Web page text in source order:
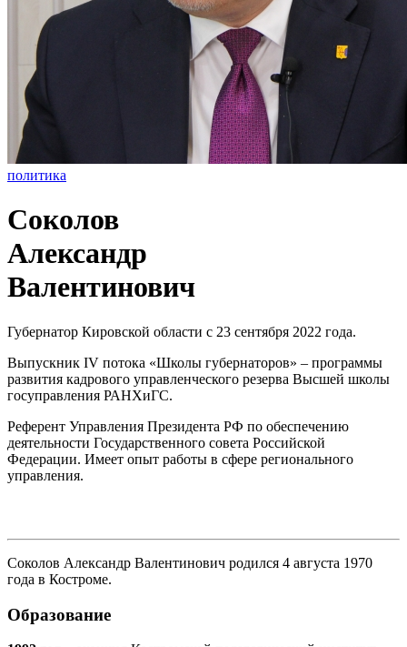
политика
Соколов
Александр
Валентинович
Губернатор Кировской области с 23 сентября 2022 года.
Выпускник IV потока «Школы губернаторов» – программы
развития кадрового управленческого резерва Высшей школы
госуправления РАНХиГС.
Референт Управления Президента РФ по обеспечению
деятельности Государственного совета Российской
Федерации. Имеет опыт работы в сфере регионального
управления.
Соколов Александр Валентинович родился 4 августа 1970
года в Костроме.
Образование